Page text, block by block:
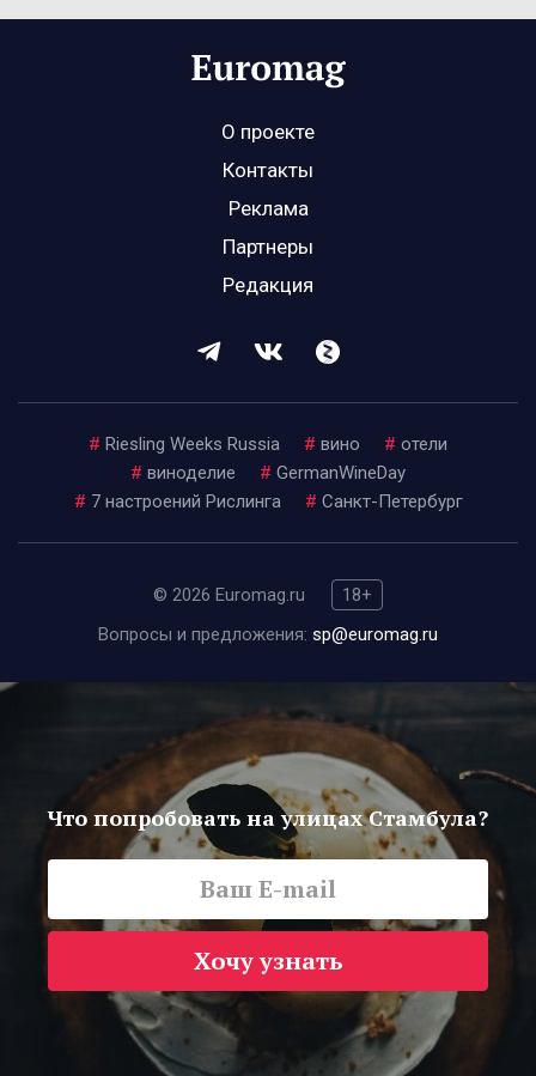
О проекте
Контакты
Реклама
Партнеры
Редакция
# Riesling Weeks Russia # вино # отели
# виноделие # GermanWineDay
# 7 настроений Рислинга # Санкт-Петербург
© 2026 Euromag.ru
18+
Вопросы и предложения: sp@euromag.ru
Что попробовать на улицах Стамбула?
Хочу узнать